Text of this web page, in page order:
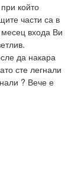
който
части са в
месец входа Ви
да накара
сте легнали
? Вече е